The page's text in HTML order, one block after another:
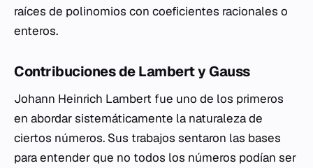
raíces de polinomios con coeficientes racionales o
enteros.
Contribuciones de Lambert y Gauss
Johann Heinrich Lambert fue uno de los primeros
en abordar sistemáticamente la naturaleza de
ciertos números. Sus trabajos sentaron las bases
para entender que no todos los números podían ser